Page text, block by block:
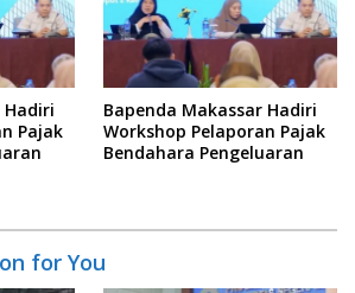
Hadiri
Pajak
Bapenda Makassar Hadiri
Workshop Pelaporan Pajak
Bendahara Pengeluaran
for You